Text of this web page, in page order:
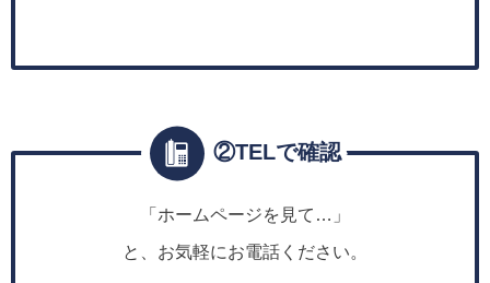
②TELで確認
「ホームページを見て…」
と、お気軽にお電話ください。